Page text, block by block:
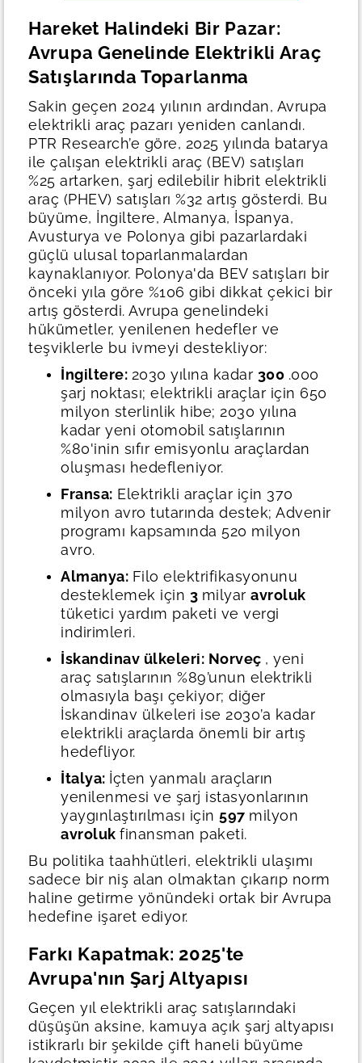
Hareket Halindeki Bir Pazar:
Avrupa Genelinde Elektrikli Araç
Satışlarında Toparlanma
Sakin geçen 2024 yılının ardından, Avrupa
elektrikli araç pazarı yeniden canlandı.
PTR Research’e göre, 2025 yılında batarya
ile çalışan elektrikli araç (BEV) satışları
%25 artarken, şarj edilebilir hibrit elektrikli
araç (PHEV) satışları %32 artış gösterdi. Bu
büyüme, İngiltere, Almanya, İspanya,
Avusturya ve Polonya gibi pazarlardaki
güçlü ulusal toparlanmalardan
kaynaklanıyor. Polonya'da BEV satışları bir
önceki yıla göre %106 gibi dikkat çekici bir
artış gösterdi. Avrupa genelindeki
hükümetler, yenilenen hedefler ve
teşviklerle bu ivmeyi destekliyor:
İngiltere: 2030 yılına kadar 300 .000
şarj noktası; elektrikli araçlar için 650
milyon sterlinlik hibe; 2030 yılına
kadar yeni otomobil satışlarının
%80'inin sıfır emisyonlu araçlardan
oluşması hedefleniyor.
Fransa: Elektrikli araçlar için 370
milyon avro tutarında destek; Advenir
programı kapsamında 520 milyon
avro.
Almanya: Filo elektrifikasyonunu
desteklemek için 3 milyar avroluk
tüketici yardım paketi ve vergi
indirimleri.
İskandinav ülkeleri: Norveç , yeni
araç satışlarının %89’unun elektrikli
olmasıyla başı çekiyor; diğer
İskandinav ülkeleri ise 2030’a kadar
elektrikli araçlarda önemli bir artış
hedefliyor.
İtalya: İçten yanmalı araçların
yenilenmesi ve şarj istasyonlarının
yaygınlaştırılması için 597 milyon
avroluk finansman paketi.
Bu politika taahhütleri, elektrikli ulaşımı
sadece bir niş alan olmaktan çıkarıp norm
haline getirme yönündeki ortak bir Avrupa
hedefine işaret ediyor.
Farkı Kapatmak: 2025'te
Avrupa'nın Şarj Altyapısı
Geçen yıl elektrikli araç satışlarındaki
düşüşün aksine, kamuya açık şarj altyapısı
istikrarlı bir şekilde çift haneli büyüme